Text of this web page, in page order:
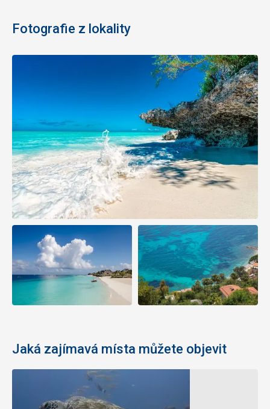
Fotografie z lokality
Jaká zajímavá místa můžete objevit